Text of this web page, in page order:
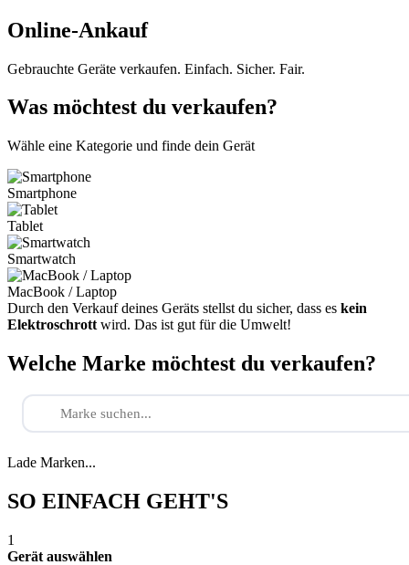
Online-Ankauf
Gebrauchte Geräte verkaufen. Einfach. Sicher. Fair.
Was möchtest du verkaufen?
Wähle eine Kategorie und finde dein Gerät
Smartphone
Tablet
Smartwatch
MacBook / Laptop
Durch den Verkauf deines Geräts stellst du sicher, dass es kein
Elektroschrott wird. Das ist gut für die Umwelt!
Welche Marke möchtest du verkaufen?
Lade Marken...
SO EINFACH GEHT'S
1
Gerät auswählen